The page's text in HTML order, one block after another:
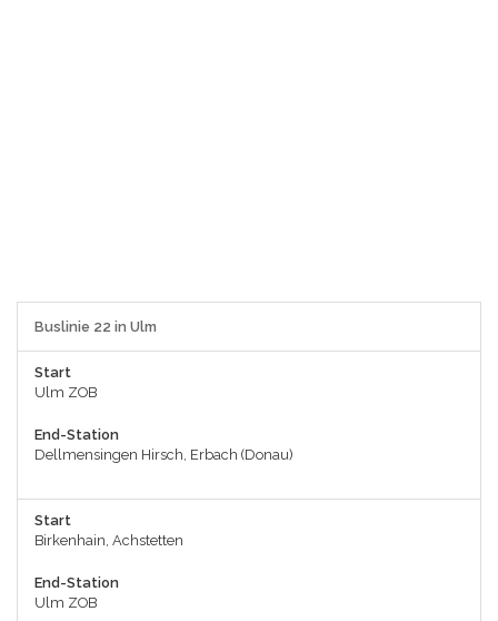
Buslinie 22 in Ulm
Start
Ulm ZOB
End-Station
Dellmensingen Hirsch, Erbach (Donau)
Start
Birkenhain, Achstetten
End-Station
Ulm ZOB